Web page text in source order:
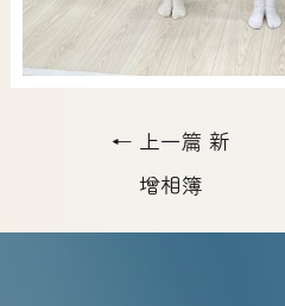
← 上一篇 新
增相簿